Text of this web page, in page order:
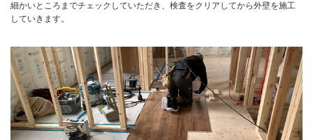
細かいところまでチェックしていただき、検査をクリアしてから外壁を施工
していきます。